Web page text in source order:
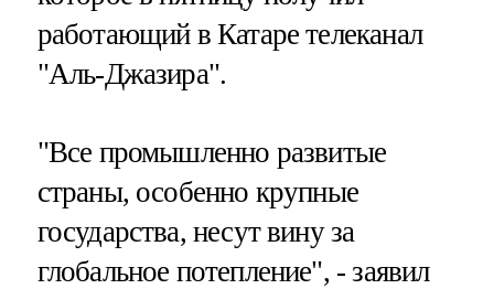
работающий в Катаре телеканал
"Аль-Джазира".
"Все промышленно развитые
страны, особенно крупные
государства, несут вину за
глобальное потепление", - заявил